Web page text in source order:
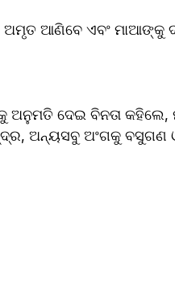
ଅମୃତ ଆଣିବେ ଏବଂ ମାଆଙ୍କୁ
ଅନୁମତି ଦେଇ ବିନତା କହିଲେ,
ଅନ୍ୟସବୁ ଅଂଗକୁ